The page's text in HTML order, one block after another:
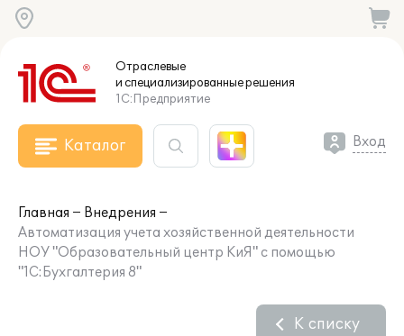
Отраслевые
и специализированныерешения
1С:Предприятие
Каталог Вход
Главная
Внедрения
Автоматизация учета хозяйственной деятельности
НОУ "Образовательный центр КиЯ" с помощью
"1С:Бухгалтерия 8"
К списку